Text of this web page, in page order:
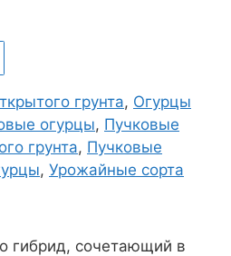
грунта, Огурцы
огурцы, Пучковые
грунта, Пучковые
, Урожайные сорта
гибрид, сочетающий в